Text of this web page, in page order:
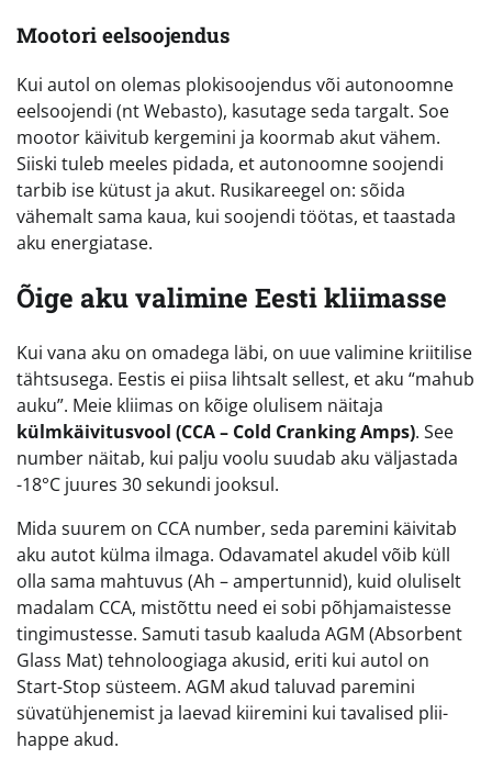
Mootori eelsoojendus
Kui autol on olemas plokisoojendus või autonoomne
eelsoojendi (nt Webasto), kasutage seda targalt. Soe
mootor käivitub kergemini ja koormab akut vähem.
Siiski tuleb meeles pidada, et autonoomne soojendi
tarbib ise kütust ja akut. Rusikareegel on: sõida
vähemalt sama kaua, kui soojendi töötas, et taastada
aku energiatase.
Õige aku valimine Eesti kliimasse
Kui vana aku on omadega läbi, on uue valimine kriitilise
tähtsusega. Eestis ei piisa lihtsalt sellest, et aku “mahub
auku”. Meie kliimas on kõige olulisem näitaja
külmkäivitusvool (CCA – Cold Cranking Amps). See
number näitab, kui palju voolu suudab aku väljastada
-18°C juures 30 sekundi jooksul.
Mida suurem on CCA number, seda paremini käivitab
aku autot külma ilmaga. Odavamatel akudel võib küll
olla sama mahtuvus (Ah – ampertunnid), kuid oluliselt
madalam CCA, mistõttu need ei sobi põhjamaistesse
tingimustesse. Samuti tasub kaaluda AGM (Absorbent
Glass Mat) tehnoloogiaga akusid, eriti kui autol on
Start-Stop süsteem. AGM akud taluvad paremini
süvatühjenemist ja laevad kiiremini kui tavalised plii-
happe akud.